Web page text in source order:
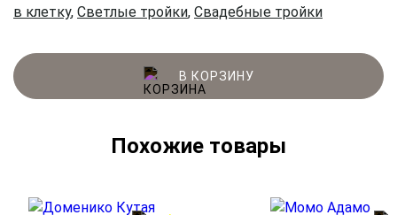
в клетку, Светлые тройки, Свадебные тройки
В КОРЗИНУ
Похожие товары